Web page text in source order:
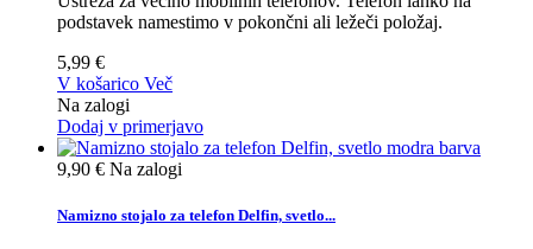
podstavek namestimo v pokončni ali ležeči položaj.
5,99 €
V košarico Več
Na zalogi
Dodaj v primerjavo
9,90 € Na zalogi
Namizno stojalo za telefon Delfin, svetlo...